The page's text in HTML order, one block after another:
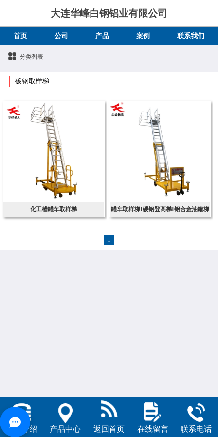
大连华峰白钢铝业有限公司
首页 公司 产品 案例 联系我们
分类列表
碳钢取样梯
化工槽罐车取样梯 罐车取样梯I碳钢登高梯I铝合金油罐梯
1
公司介绍 产品中心 返回首页 在线留言 联系电话